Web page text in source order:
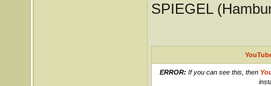
SPIEGEL
ERROR: If you can see this, then